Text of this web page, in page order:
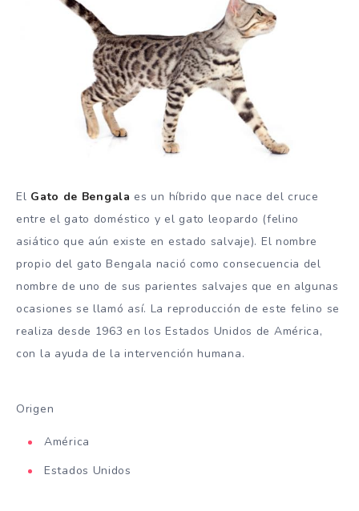
El Gato de Bengala es un híbrido que nace del cruce
entre el gato doméstico y el gato leopardo (felino
asiático que aún existe en estado salvaje). El nombre
propio del gato Bengala nació como consecuencia del
nombre de uno de sus parientes salvajes que en algunas
ocasiones se llamó así. La reproducción de este felino se
realiza desde 1963 en los Estados Unidos de América,
con la ayuda de la intervención humana.
Origen
América
Estados Unidos